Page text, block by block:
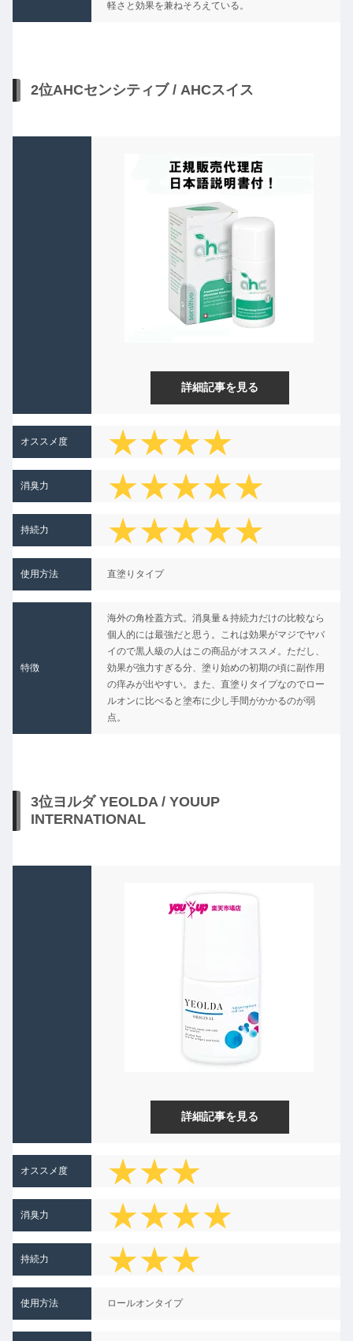
軽さと効果を兼ねそろえている。
2位AHCセンシティブ / AHCスイス
詳細記事を見る
オススメ度
★★★★
★
消臭力 ★★★★★
持続力 ★★★★★
使用方法 直塗りタイプ
特徴
海外の角栓蓋方式。消臭量＆持続力だけの比較なら
個人的には最強だと思う。これは効果がマジでヤバ
イので黒人級の人はこの商品がオススメ。ただし、
効果が強力すぎる分、塗り始めの初期の頃に副作用
の痒みが出やすい。また、直塗りタイプなのでロー
ルオンに比べると塗布に少し手間がかかるのが弱
点。
3位ヨルダ YEOLDA / YOUUP
INTERNATIONAL
詳細記事を見る
オススメ度
★★★
★★
消臭力
★★★★
★
持続力
★★★
★★
使用方法 ロールオンタイプ